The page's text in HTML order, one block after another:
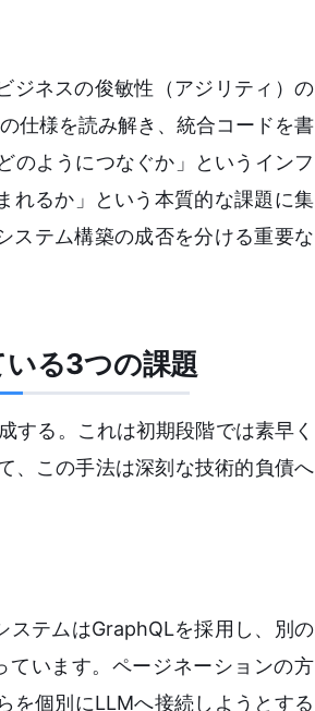
ジネスの俊敏性（アジリティ）の
仕様を読み解き、統合コードを書
のようにつなぐか」というインフ
れるか」という本質的な課題に集
ステム構築の成否を分ける重要な
る3つの課題
する。これは初期段階では素早く
、この手法は深刻な技術的負債へ
ステムはGraphQLを採用し、別の
ています。ページネーションの方
を個別にLLMへ接続しようとする